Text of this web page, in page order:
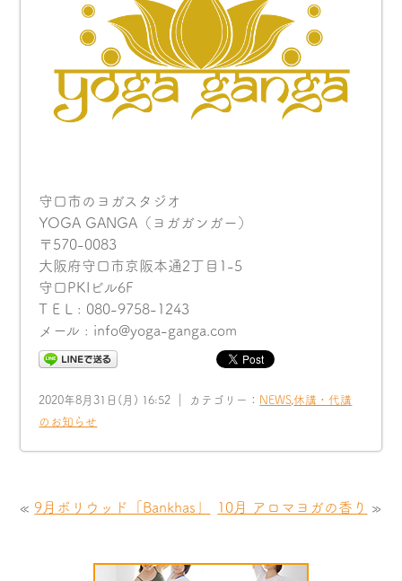
守口市のヨガスタジオ
YOGA GANGA（ヨガガンガー）
〒570-0083
大阪府守口市京阪本通2丁目1-5
守口PKIビル6F
T E L : 080-9758-1243
メール : info@yoga-ganga.com
2020年8月31日(月) 16:52 ｜ カテゴリー： NEWS,休講・代講
のお知らせ
« 9月ボリウッド「Bankhas」 10月 アロマヨガの香り »